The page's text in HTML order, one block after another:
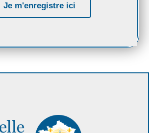
Je m'enregistre ici